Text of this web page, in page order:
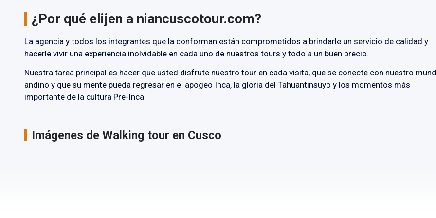
¿Por qué elijen a niancuscotour.com?
La agencia y todos los integrantes que la conforman están comprometidos a brindarle un servicio de calidad y
hacerle vivir una experiencia inolvidable en cada uno de nuestros tours y todo a un buen precio.
Nuestra tarea principal es hacer que usted disfrute nuestro tour en cada visita, que se conecte con nuestro
andino y que su mente pueda regresar en el apogeo Inca, la gloria del Tahuantinsuyo y los momentos más
importante de la cultura Pre-Inca.
Imágenes de Walking tour en Cusco